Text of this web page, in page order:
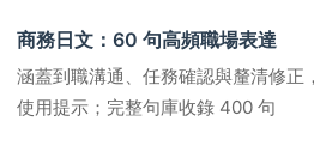
商務日文：60 句高頻職場表達
涵蓋到職溝通、任務確認與釐清修正
使用提示；完整句庫收錄 400 句